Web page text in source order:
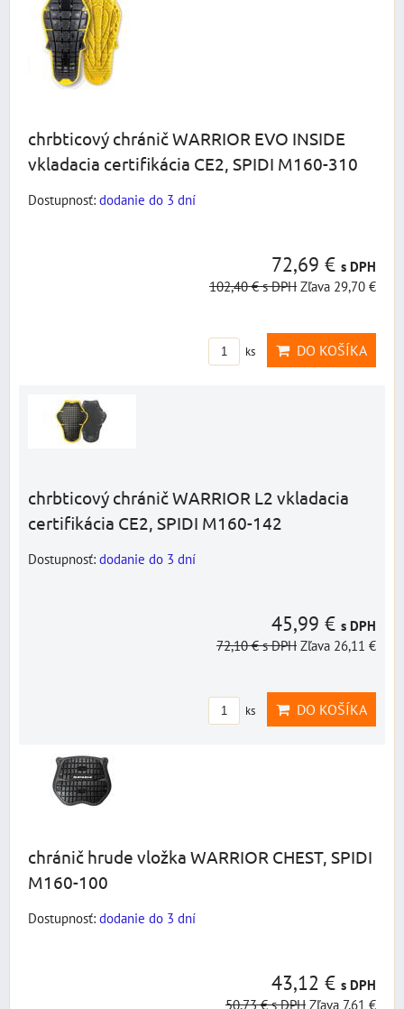
chrbticový chránič WARRIOR EVO INSIDE
vkladacia certifikácia CE2, SPIDI M160-310
Dostupnosť: dodanie do 3 dní
72,69 € s DPH
102,40 €s DPH Zľava 29,70 €
ks DO KOŠÍKA
chrbticový chránič WARRIOR L2 vkladacia
certifikácia CE2, SPIDI M160-142
Dostupnosť: dodanie do 3 dní
45,99 € s DPH
72,10 €s DPH Zľava 26,11 €
ks DO KOŠÍKA
chránič hrude vložka WARRIOR CHEST, SPIDI
M160-100
Dostupnosť: dodanie do 3 dní
43,12 € s DPH
50,73 €s DPH Zľava 7,61 €